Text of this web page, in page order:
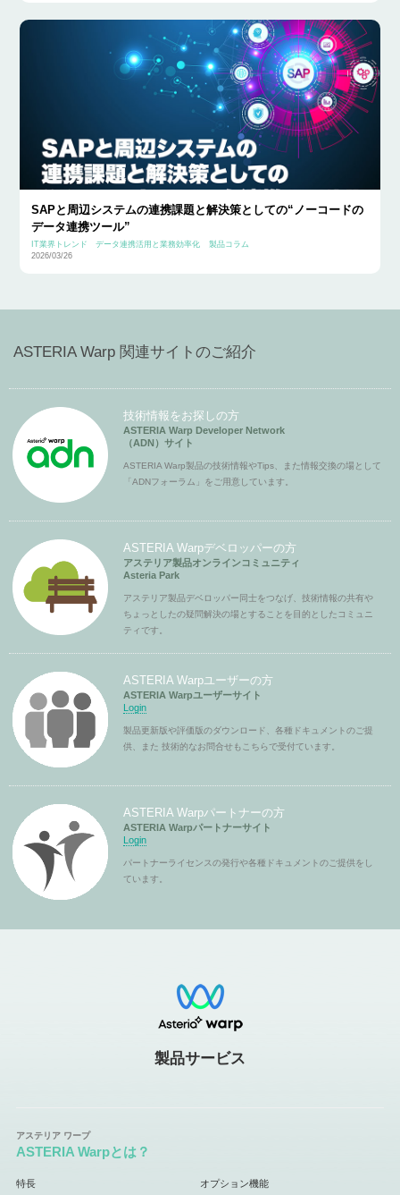
SAPと周辺システムの連携課題と解決策としての“ノーコードの
データ連携ツール”
IT業界トレンド データ連携活用と業務効率化
製品コラム
2026/03/26
ASTERIA Warp 関連サイトのご紹介
技術情報をお探しの方
ASTERIA Warp Developer Network
（ADN）サイト
ASTERIA Warp製品の技術情報やTips、また情報交換の場として
「ADNフォーラム」をご用意しています。
ASTERIA Warpデベロッパーの方
アステリア製品オンラインコミュニティ
Asteria Park
アステリア製品デベロッパー同士をつなげ、技術情報の共有や
ちょっとしたの疑問解決の場とすることを目的としたコミュニ
ティです。
ASTERIA Warpユーザーの方
ASTERIA Warpユーザーサイト
Login
製品更新版や評価版のダウンロード、各種ドキュメントのご提
供、また 技術的なお問合せもこちらで受付ています。
ASTERIA Warpパートナーの方
ASTERIA Warpパートナーサイト
Login
パートナーライセンスの発行や各種ドキュメントのご提供をし
ています。
製品サービス
ASTERIA Warpとは？
特長 オプション機能